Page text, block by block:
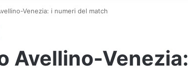
Venezia: i numeri del match
Avellino-Venezia: